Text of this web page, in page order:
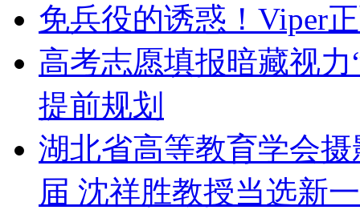
免兵役的诱惑！Viper
高考志愿填报暗藏视
提前规划
湖北省高等教育学会
届 沈祥胜教授当选新